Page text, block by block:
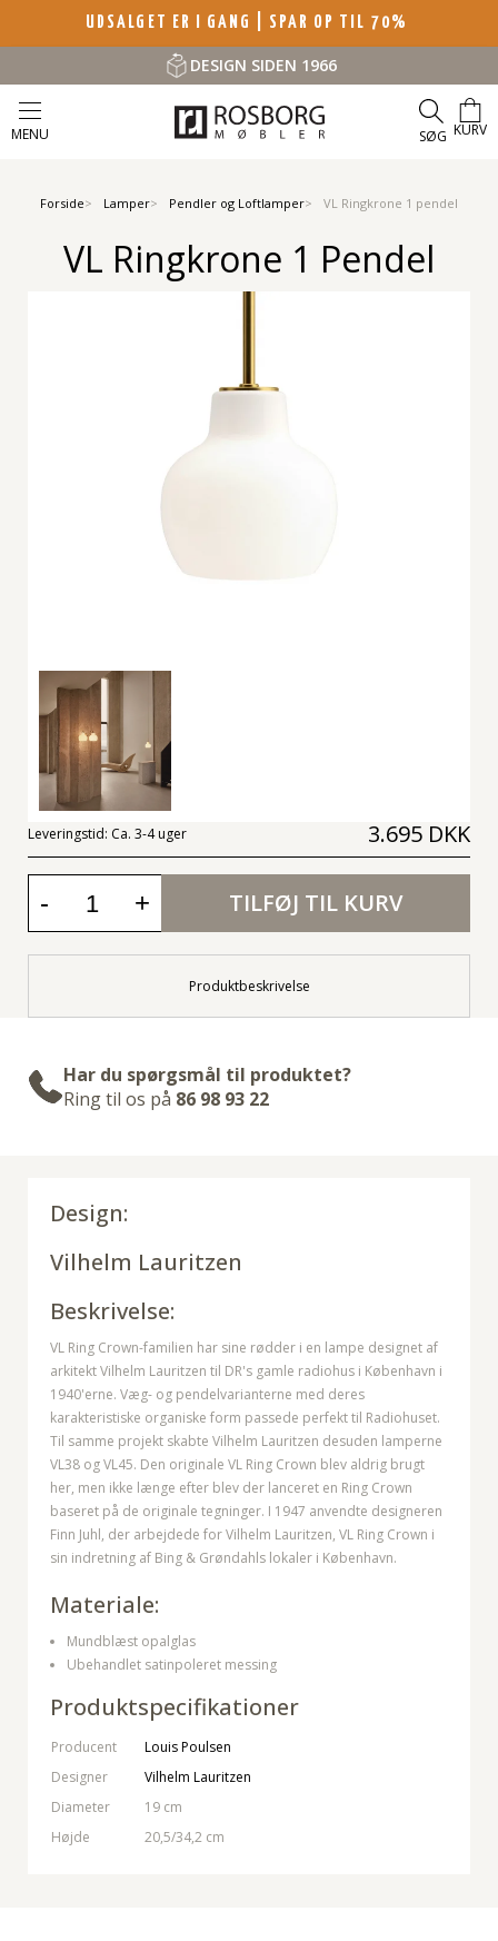
UDSALGET ER I GANG | SPAR OP TIL 70%
DESIGN SIDEN 1966
MENU SØG KURV
Forside Lamper Pendler og Loftlamper VL Ringkrone 1 pendel
VL Ringkrone 1 Pendel
Leveringstid: Ca. 3-4 uger 3.695 DKK
- + TILFØJ TIL KURV
Produktbeskrivelse
Har du spørgsmål til produktet?
Ring til os på 86 98 93 22
Design:
Vilhelm Lauritzen
Beskrivelse:
VL Ring Crown-familien har sine rødder i en lampe designet af
arkitekt Vilhelm Lauritzen til DR's gamle radiohus i København i
1940'erne. Væg- og pendelvarianterne med deres
karakteristiske organiske form passede perfekt til Radiohuset.
Til samme projekt skabte Vilhelm Lauritzen desuden lamperne
VL38 og VL45. Den originale VL Ring Crown blev aldrig brugt
her, men ikke længe efter blev der lanceret en Ring Crown
baseret på de originale tegninger. I 1947 anvendte designeren
Finn Juhl, der arbejdede for Vilhelm Lauritzen, VL Ring Crown i
sin indretning af Bing & Grøndahls lokaler i København.
Materiale:
Mundblæst opalglas
Ubehandlet satinpoleret messing
Produktspecifikationer
Producent
Louis Poulsen
Designer
Vilhelm Lauritzen
Diameter
19 cm
Højde
20,5/34,2 cm